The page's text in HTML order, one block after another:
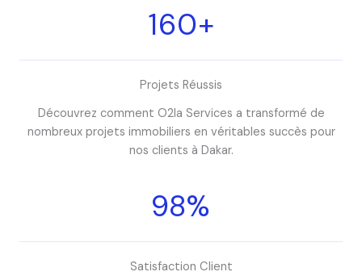
160+
Projets Réussis
Découvrez comment O2la Services a transformé de
nombreux projets immobiliers en véritables succès pour
nos clients à Dakar.
98%
Satisfaction Client